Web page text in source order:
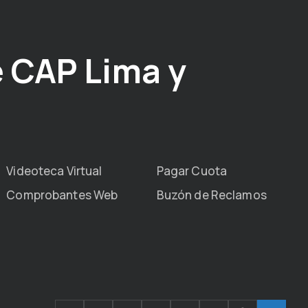
Lima y
Videoteca Virtual
Pagar Cuota
Comprobantes Web
Buzón de Reclamos